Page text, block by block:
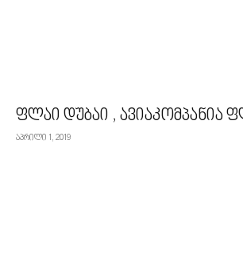
ფლაი დუბაი , ავიაკომპანია
აპრილი 1, 2019